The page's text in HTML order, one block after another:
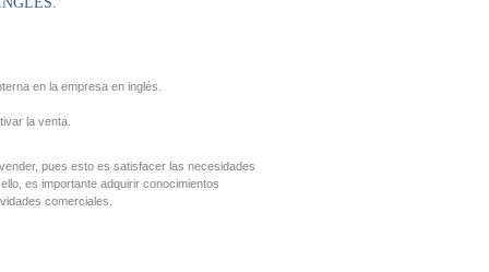
en la empresa en inglés.
la venta.
pues esto es satisfacer las necesidades
es importante adquirir conocimientos
comerciales.